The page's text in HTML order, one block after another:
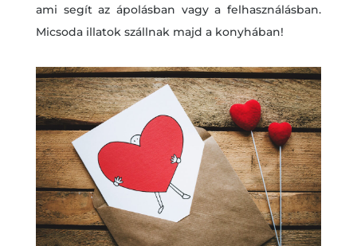
ami segít az ápolásban vagy a felhasználásban.
Micsoda illatok szállnak majd a konyhában!